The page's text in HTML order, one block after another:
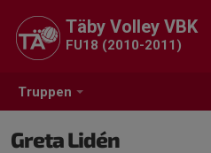
Truppen
Täby Volley VBK
FU18 (2010-2011)
Greta Lidén